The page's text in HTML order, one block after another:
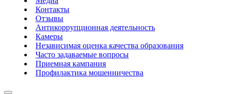
Контакты
Отзывы
Антикоррупционная деятельность
Камеры
Независимая оценка качества образования
Часто задаваемые вопросы
Приемная кампания
Профилактика мошенничества